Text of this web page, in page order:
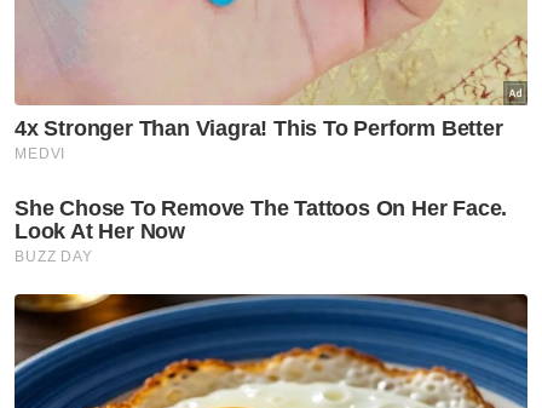
seminggu itu akan berakhir Jumaat ini. -
Artikel Berkaitan:
Abang Yahya curi tumpuan lagi di Hong Kong
meninggal dunia
Insentif pingat emas atlet Para Sukma naik kepada
RM6,000